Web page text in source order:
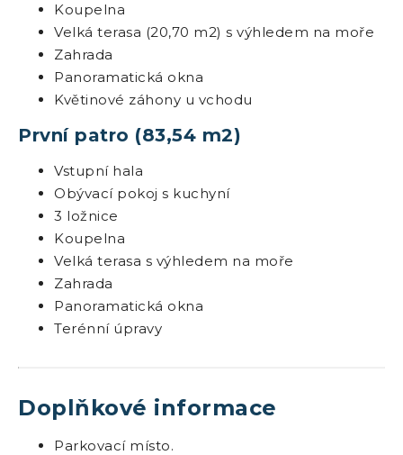
Koupelna
Velká terasa (20,70 m2) s výhledem na moře
Zahrada
Panoramatická okna
Květinové záhony u vchodu
První patro (83,54 m2)
Vstupní hala
Obývací pokoj s kuchyní
3 ložnice
Koupelna
Velká terasa s výhledem na moře
Zahrada
Panoramatická okna
Terénní úpravy
Doplňkové informace
Parkovací místo.